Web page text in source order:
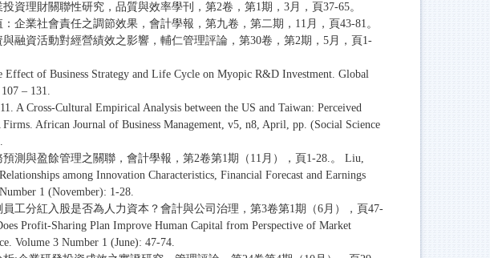
資理財關聯性研究，品質與效率學刊，第2卷，第1期，3月，頁37-65。
企業社會責任之調節效果，會計學報，第九卷，第二期，11月，頁43-81。
融資活動對經營績效之影響，輔仁管理評論，第30卷，第2期，5月，頁1-
of Business Strategy and Life Cycle on Myopic R&D Investment. Global
– 131.
A Cross-Cultural Empirical Analysis between the US and Taiwan: Perceived
African Journal of Business Management, v5, n8, April, pp. (Social Science
測與盈餘管理之關聯，會計學報，第2卷第1期（11月），頁1-28.。 Liu,
among Innovation Characteristics, Financial Forecast and Earnings
1 (November): 1-28.
工分紅入股是否為人力資本？會計與公司治理，第3卷第1期（6月），頁47-
Profit-Sharing Plan Improve Human Capital from Perspective of Market
Volume 3 Number 1 (June): 47-74.